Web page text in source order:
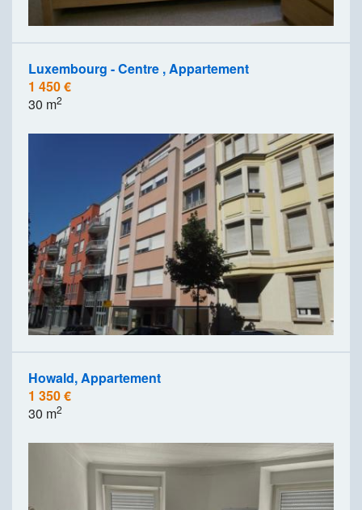
Luxembourg - Centre , Appartement
1 450 €
30 m2
Howald, Appartement
1 350 €
30 m2